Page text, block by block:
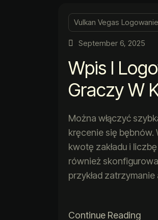
Vulkan Vegas
September 6, 2025
Wpis I
Graczy W
Można włączyć
kręcenie się
kwotę zakładu i
również
przykład
Continue Reading